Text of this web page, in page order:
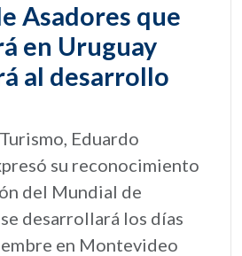
Asadores que
en Uruguay
al desarrollo
Eduardo
su reconocimiento
del Mundial de
desarrollará los días
en Montevideo